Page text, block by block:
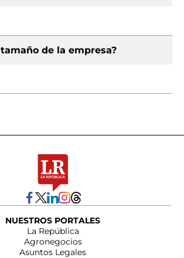
de la empresa?
NUESTROS PORTALES
La República
Agronegocios
Asuntos Legales